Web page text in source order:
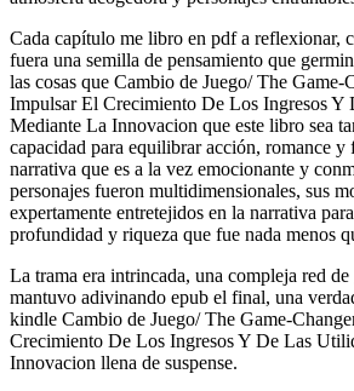
Cada capítulo me libro en pdf a reflexionar,
fuera una semilla de pensamiento que
las cosas que Cambio de Juego/ The Game-
Impulsar El Crecimiento De Los Ingresos Y
Mediante La Innovacion que este libro sea
capacidad para equilibrar acción, romance y
narrativa que es a la vez emocionante y
personajes fueron multidimensionales, sus
expertamente entretejidos en la narrativa
profundidad y riqueza que fue nada menos
La trama era intrincada, una compleja red
mantuvo adivinando epub el final, una
kindle Cambio de Juego/ The Game-
Crecimiento De Los Ingresos Y De Las
Innovacion llena de suspense.